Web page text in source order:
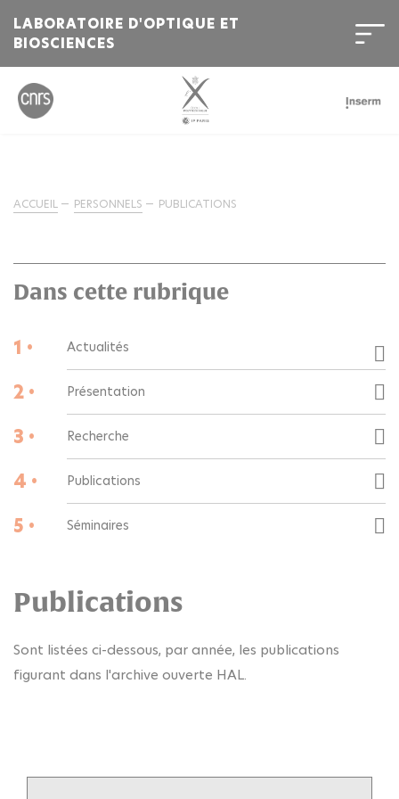
LABORATOIRE D'OPTIQUE ET
BIOSCIENCES
ACCUEIL PERSONNELS PUBLICATIONS
Dans cette rubrique
1 • Actualités
2 • Présentation
3 • Recherche
4 • Publications
5 • Séminaires
Publications
Sont listées ci-dessous, par année, les publications
figurant dans l'archive ouverte HAL.